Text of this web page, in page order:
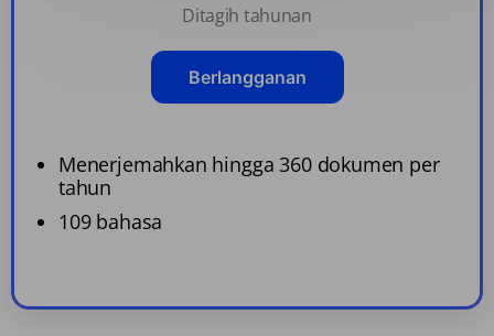
Ditagih tahunan
Berlangganan
Menerjemahkan hingga 360 dokumen per
tahun
109 bahasa